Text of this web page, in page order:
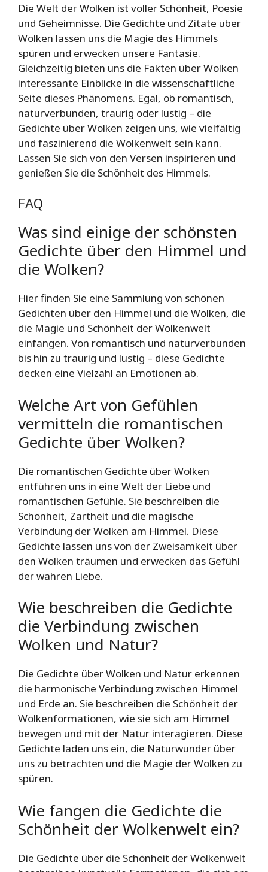
Die Welt der Wolken ist voller Schönheit, Poesie
und Geheimnisse. Die Gedichte und Zitate über
Wolken lassen uns die Magie des Himmels
spüren und erwecken unsere Fantasie.
Gleichzeitig bieten uns die Fakten über Wolken
interessante Einblicke in die wissenschaftliche
Seite dieses Phänomens. Egal, ob romantisch,
naturverbunden, traurig oder lustig – die
Gedichte über Wolken zeigen uns, wie vielfältig
und faszinierend die Wolkenwelt sein kann.
Lassen Sie sich von den Versen inspirieren und
genießen Sie die Schönheit des Himmels.
FAQ
Was sind einige der schönsten
Gedichte über den Himmel und
die Wolken?
Hier finden Sie eine Sammlung von schönen
Gedichten über den Himmel und die Wolken, die
die Magie und Schönheit der Wolkenwelt
einfangen. Von romantisch und naturverbunden
bis hin zu traurig und lustig – diese Gedichte
decken eine Vielzahl an Emotionen ab.
Welche Art von Gefühlen
vermitteln die romantischen
Gedichte über Wolken?
Die romantischen Gedichte über Wolken
entführen uns in eine Welt der Liebe und
romantischen Gefühle. Sie beschreiben die
Schönheit, Zartheit und die magische
Verbindung der Wolken am Himmel. Diese
Gedichte lassen uns von der Zweisamkeit über
den Wolken träumen und erwecken das Gefühl
der wahren Liebe.
Wie beschreiben die Gedichte
die Verbindung zwischen
Wolken und Natur?
Die Gedichte über Wolken und Natur erkennen
die harmonische Verbindung zwischen Himmel
und Erde an. Sie beschreiben die Schönheit der
Wolkenformationen, wie sie sich am Himmel
bewegen und mit der Natur interagieren. Diese
Gedichte laden uns ein, die Naturwunder über
uns zu betrachten und die Magie der Wolken zu
spüren.
Wie fangen die Gedichte die
Schönheit der Wolkenwelt ein?
Die Gedichte über die Schönheit der Wolkenwelt